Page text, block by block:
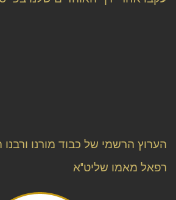
הערוץ הרשמי של כבוד מורנו
רפאל מאמו שליט"א